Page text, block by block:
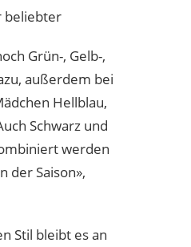
beliebter
Grün-, Gelb-,
außerdem bei
Hellblau,
Schwarz und
werden
der Saison»,
Stil bleibt es an